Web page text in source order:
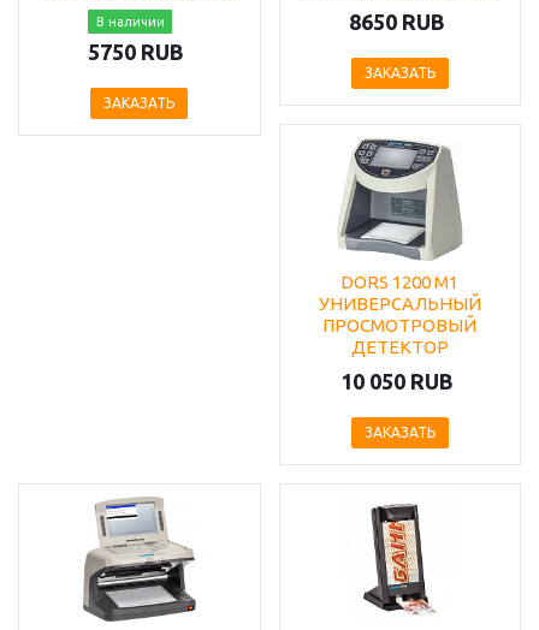
В наличии
5750 RUB
ЗАКАЗАТЬ
8650 RUB
ЗАКАЗАТЬ
DORS 1200 M1
УНИВЕРСАЛЬНЫЙ
ПРОСМОТРОВЫЙ
ДЕТЕКТОР
10 050 RUB
ЗАКАЗАТЬ